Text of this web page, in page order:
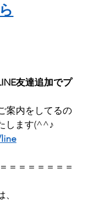
友達追加でプ
案内をしてるの
します(^^♪
＝＝＝＝＝＝＝